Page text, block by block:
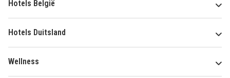
Hotels België
Hotels Duitsland
Wellness